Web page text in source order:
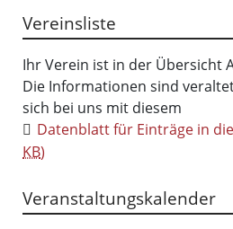
Vereinsliste
Ihr Verein ist in der Übersicht
Die Informationen sind
sich bei uns mit diesem
Datenblatt für Einträge in
KB)
Veranstaltungskalender